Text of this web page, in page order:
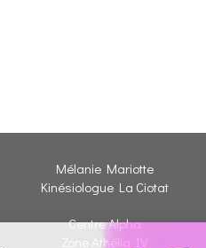
Mélanie Mariotte
Kinésiologue La Ciotat
Centre Alpha
Zone Athélia IV